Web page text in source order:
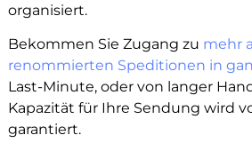
organisiert.
Bekommen Sie Zugang zu mehr
renommierten Speditionen in
Last-Minute, oder von langer
Kapazität für Ihre Sendung wird
garantiert.